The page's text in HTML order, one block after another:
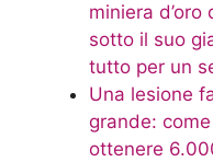
miniera
sotto il suo
tutto per un
Una lesione
grande:
ottenere